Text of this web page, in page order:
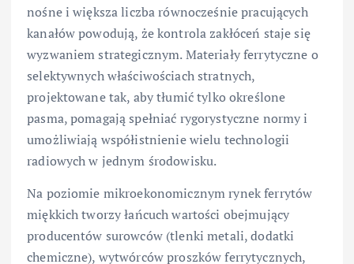
nośne i większa liczba równocześnie pracujących
kanałów powodują, że kontrola zakłóceń staje się
wyzwaniem strategicznym. Materiały ferrytyczne o
selektywnych właściwościach stratnych,
projektowane tak, aby tłumić tylko określone
pasma, pomagają spełniać rygorystyczne normy i
umożliwiają współistnienie wielu technologii
radiowych w jednym środowisku.
Na poziomie mikroekonomicznym rynek ferrytów
miękkich tworzy łańcuch wartości obejmujący
producentów surowców (tlenki metali, dodatki
chemiczne), wytwórców proszków ferrytycznych,